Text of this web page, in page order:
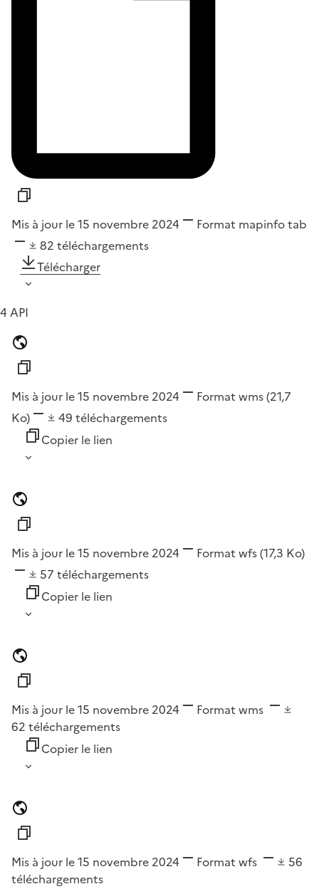
Mis à jour le 15 novembre 2024 Format mapinfo tab
82 téléchargements
Télécharger
4 API
Mis à jour le 15 novembre 2024 Format wms(21,7
Ko)
49 téléchargements
Copier le lien
Mis à jour le 15 novembre 2024 Format wfs(17,3 Ko)
57 téléchargements
Copier le lien
Mis à jour le 15 novembre 2024 Format wms
62 téléchargements
Copier le lien
Mis à jour le 15 novembre 2024 Format wfs
56
téléchargements